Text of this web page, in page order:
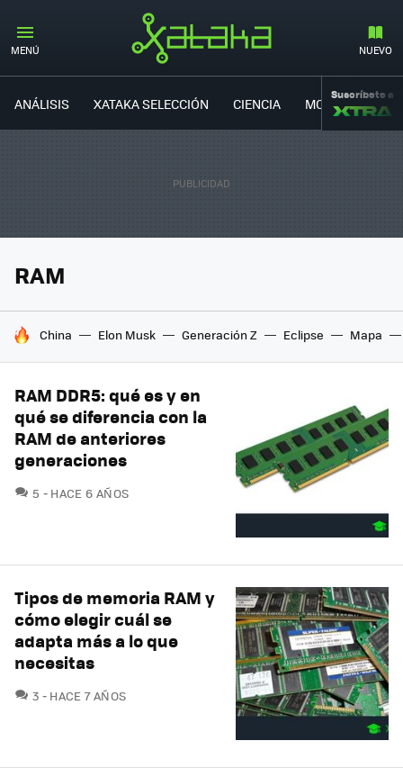
MENÚ NUEVO
ANÁLISIS XATAKA SELECCIÓN CIENCIA MOVILIDAD
Suscríbete a
RAM
HOY SE HABLA DE
China Elon Musk Generación Z Eclipse Mapa
RAM DDR5: qué es y en
qué se diferencia con la
RAM de anteriores
generaciones
5 COMENTARIOS
HACE 6 AÑOS
Tipos de memoria RAM y
cómo elegir cuál se
adapta más a lo que
necesitas
3 COMENTARIOS
HACE 7 AÑOS